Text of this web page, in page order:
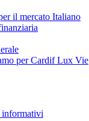
il mercato Italiano
per Cardif Lux Vie